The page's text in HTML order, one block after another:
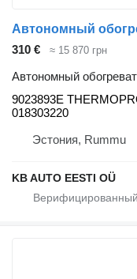
310 € ≈ 15 870 грн
Автономный
9023893E
018303220
Эстония, Rummu
KB AUTO EESTI OÜ